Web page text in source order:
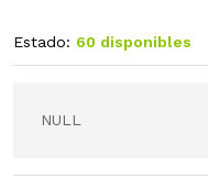
Estado: 60 disponibles
NULL